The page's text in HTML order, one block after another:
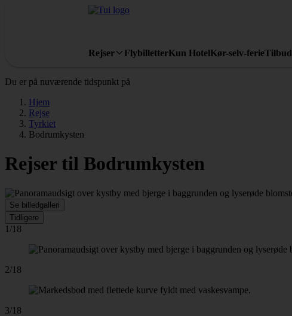
Rejser FlybilletterKun HotelKør-selv-ferieTilbud
Du er på nuværende tidspunkt på
Hjem
Rejse
Tyrkiet
Bodrumkysten
Rejser til Bodrumkysten
Se billedgalleri
Tidligere
1/18
2/18
3/18